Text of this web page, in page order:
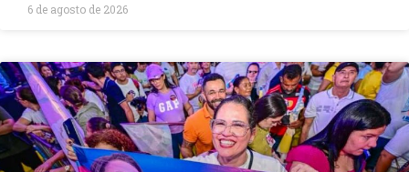
6 de agosto de 2026